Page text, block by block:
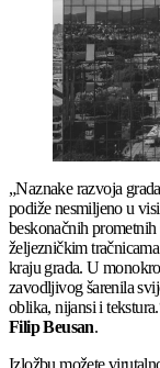
„Naznake razvoja
podiže nesmiljeno u
beskonačnih
željezničkim
kraju grada. U
zavodljivog šarenila
oblika, nijansi i
Filip Beusan.
Izložbu možete